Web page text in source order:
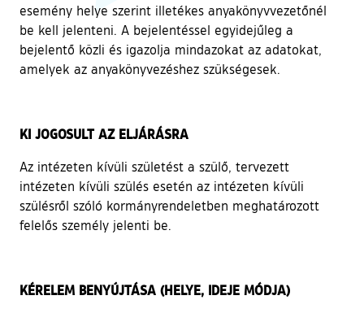
esemény helye szerint illetékes anyakönyvvezetőnél
be kell jelenteni. A bejelentéssel egyidejűleg a
bejelentő közli és igazolja mindazokat az adatokat,
amelyek az anyakönyvezéshez szükségesek.
KI JOGOSULT AZ ELJÁRÁSRA
Az intézeten kívüli születést a szülő, tervezett
intézeten kívüli szülés esetén az intézeten kívüli
szülésről szóló kormányrendeletben meghatározott
felelős személy jelenti be.
KÉRELEM BENYÚJTÁSA (HELYE, IDEJE MÓDJA)